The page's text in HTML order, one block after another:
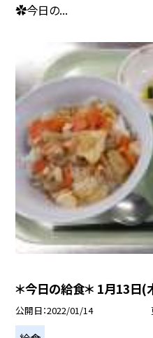
✿今日の...
＊今日の給食＊ 1月13日(
公開日 2022/01/14